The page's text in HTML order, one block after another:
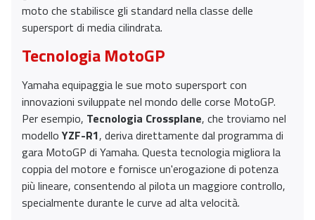
moto che stabilisce gli standard nella classe delle
supersport di media cilindrata.
Tecnologia MotoGP
Yamaha equipaggia le sue moto supersport con
innovazioni sviluppate nel mondo delle corse MotoGP.
Per esempio, Tecnologia Crossplane, che troviamo nel
modelloYZF-R1, deriva direttamente dal programma di
gara MotoGP di Yamaha. Questa tecnologia migliora la
coppia del motore e fornisce un'erogazione di potenza
più lineare, consentendo al pilota un maggiore controllo,
specialmente durante le curve ad alta velocità.